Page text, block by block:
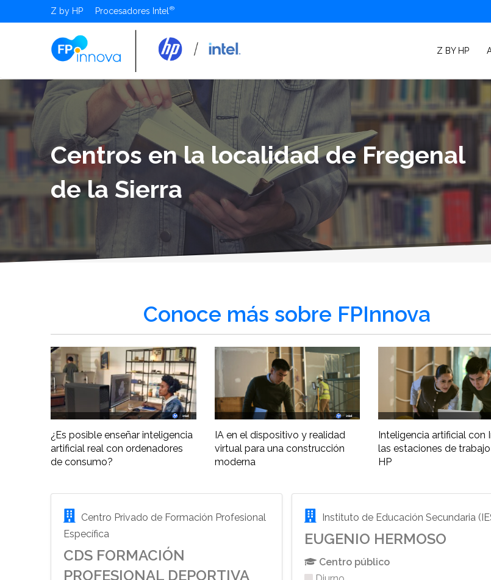
Z by HP Procesadores Intel
Z BY HP
Centros en la localidad de Fregenal
de la Sierra
Conoce más sobre FPInnova
¿Es posible enseñar inteligencia
artificial real con ordenadores
de consumo?
IA en el dispositivo y realidad
virtual para una construcción
moderna
Inteligencia artificial con
las estaciones de
HP
Centro Privado de Formación Profesional
Específica
CDS FORMACIÓN
PROFESIONAL DEPORTIVA
Instituto de Educación Secundaria
EUGENIO HERMOSO
Centro público